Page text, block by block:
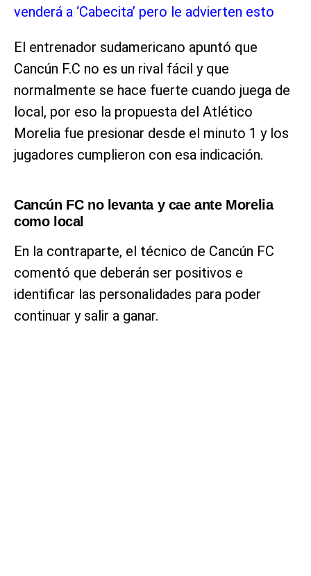
venderá a ‘Cabecita’ pero le advierten esto
El entrenador sudamericano apuntó que
Cancún F.C no es un rival fácil y que
normalmente se hace fuerte cuando juega de
local, por eso la propuesta del Atlético
Morelia fue presionar desde el minuto 1 y los
jugadores cumplieron con esa indicación.
Cancún FC no levanta y cae ante Morelia
como local
En la contraparte, el técnico de Cancún FC
comentó que deberán ser positivos e
identificar las personalidades para poder
continuar y salir a ganar.